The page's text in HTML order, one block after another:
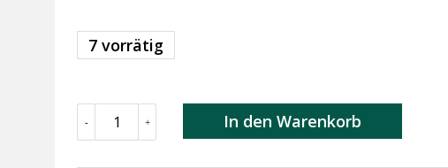
7 vorrätig
Vlindertuin
Menge
- + In den Warenkorb